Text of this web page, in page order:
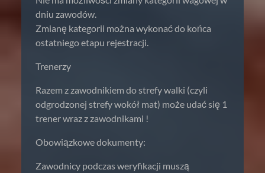
dniu zawodów.
Zmianę kategorii można wykonać do końca
ostatniego etapu rejestracji.
Trenerzy
Razem z zawodnikiem do strefy walki (czyli
odgrodzonej strefy wokół mat) może udać się 1
trener wraz z zawodnikami !
Obowiązkowe dokumenty:
Zawodnicy podczas weryfikacji muszą